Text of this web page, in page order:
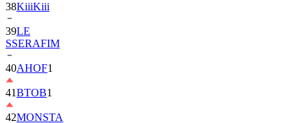
39LE
SSERAFIM
40AHOF1
41BTOB1
42MONSTA
X